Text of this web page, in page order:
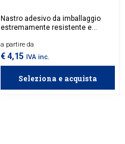
Nastro adesivo da imballaggio
estremamente resistente e
chiusura sicura di scatole e
pacchi, garantendo protezione e
a partire da
€ 4,15 IVA inc.
Seleziona e acquista